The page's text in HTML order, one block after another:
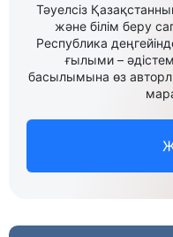
Тәуелсіз
және білім беру
Республика
ғылыми –
басылымына өз